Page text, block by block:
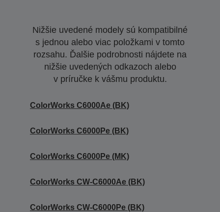
Nižšie uvedené modely sú kompatibilné
s jednou alebo viac položkami v tomto
rozsahu. Ďalšie podrobnosti nájdete na
nižšie uvedených odkazoch alebo
v príručke k vášmu produktu.
ColorWorks C6000Ae (BK)
ColorWorks C6000Pe (BK)
ColorWorks C6000Pe (MK)
ColorWorks CW-C6000Ae (BK)
ColorWorks CW-C6000Pe (BK)